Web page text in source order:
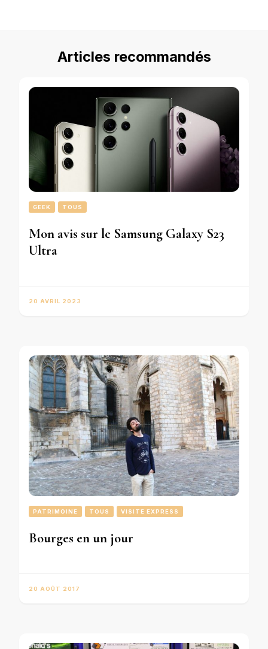
Articles recommandés
GEEK TOUS
Mon avis sur le Samsung Galaxy S23
Ultra
20 AVRIL 2023
PATRIMOINE TOUS VISITE EXPRESS
Bourges en un jour
20 AOÛT 2017